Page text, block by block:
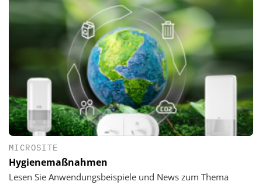
MICROSITE
Hygienemaßnahmen
Lesen Sie Anwendungsbeispiele und News zum Thema